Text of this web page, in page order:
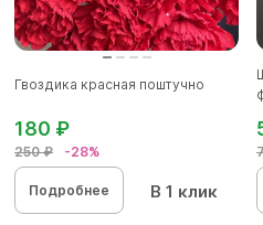
Гвоздика красная поштучно
250 ₽ -28%
180 ₽
Подробнее В 1 клик